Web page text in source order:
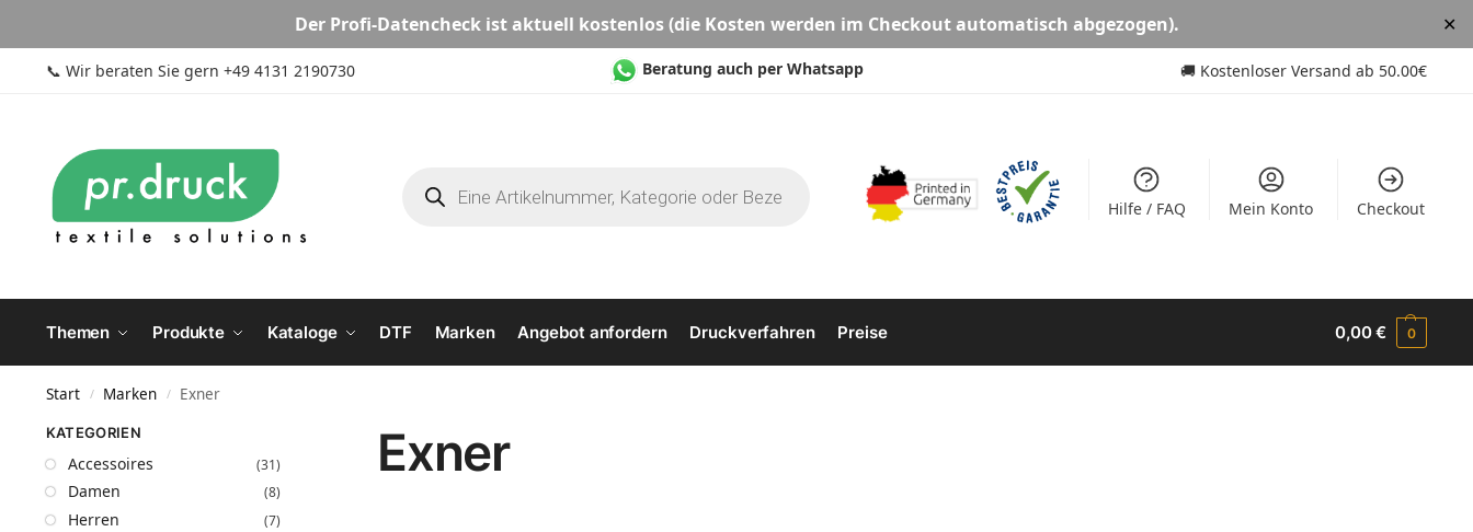
Der Profi-Datencheckist aktuell kostenlos(die Kosten werden im Checkout automatisch abgezogen). ✕
📞 Wir beraten Sie gern +49 4131 2190730 Beratung auch per Whatsapp 🚚 Kostenloser Versand ab 50.00€
Hilfe / FAQ Mein Konto Checkout
Themen Produkte Kataloge DTF Marken Angebot anfordern Druckverfahren Preise 0,00€ 0
Start / Marken / Exner
Exner
KATEGORIEN
Accessoires (31)
Damen (8)
Herren (7)